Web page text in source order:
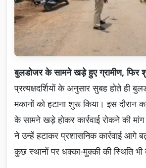
बुलडोजर के सामने खड़े हुए ग्रामीण, फिर
प्रत्यक्षदर्शियों के अनुसार सुबह होते ही
मकानों को हटाना शुरू किया। इस दौरान
के सामने खड़े होकर कार्रवाई रोकने की
ने उन्हें हटाकर प्रशासनिक कार्रवाई आगे
कुछ स्थानों पर धक्का-मुक्की की स्थिति भी